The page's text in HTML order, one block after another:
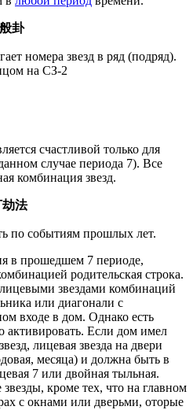
卦
номера звезд в ряд (подряд).
на СЗ-2
счастливой только для
случае периода 7). Все
комбинация звезд.
法
по событиям прошлых лет.
в прошедшем 7 периоде,
родительская строка.
звездами комбинаций
или диагонали с
входе в дом. Однако есть
активировать. Если дом имел
лицевая звезда на двери
месяца) и должна быть в
7 или двойная тыльная.
кроме тех, что на главном
с окнами или дверьми, оторые